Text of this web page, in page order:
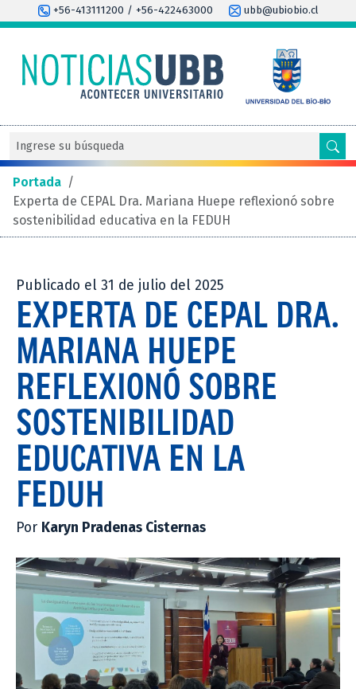
+56-413111200 / +56-422463000 ubb@ubiobio.cl
Portada /
Experta de CEPAL Dra. Mariana Huepe reflexionó sobre
sostenibilidad educativa en la FEDUH
Publicado el 31 de julio del 2025
EXPERTA DE CEPAL DRA.
MARIANA HUEPE
REFLEXIONÓ SOBRE
SOSTENIBILIDAD
EDUCATIVA EN LA
FEDUH
Por Karyn Pradenas Cisternas